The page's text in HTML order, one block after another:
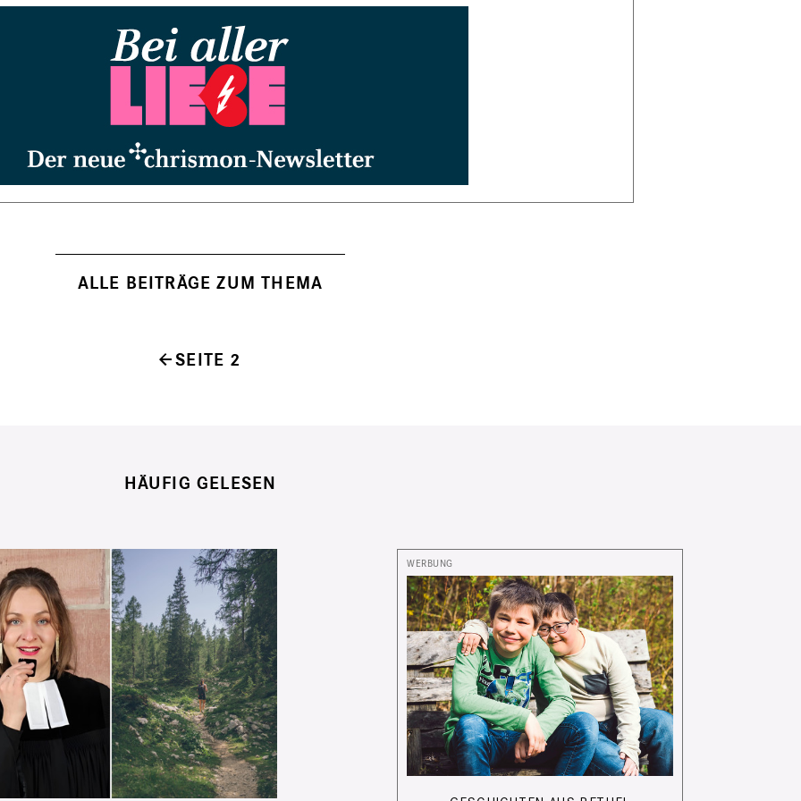
ALLE BEITRÄGE ZUM THEMA
SEITE 2
HÄUFIG GELESEN